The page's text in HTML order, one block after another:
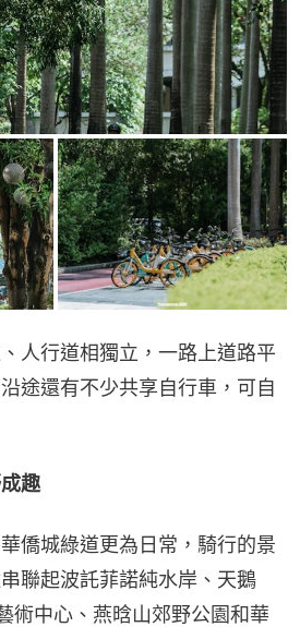
人行道相獨立，一路上道路平
途還有不少共享自行車，可自
趣
僑城綠道更為日常，騎行的景
聯起波託菲諾純水岸、天鵝
術中心、燕晗山郊野公園和華